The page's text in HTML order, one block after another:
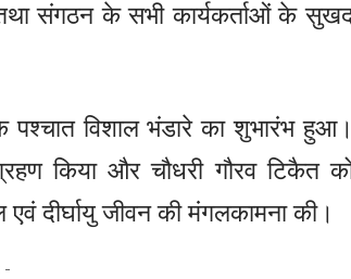
तथा संगठन के सभी कार्यकर्ताओं के
पश्चात विशाल भंडारे का शुभारंभ हुआ।
किया और चौधरी गौरव टिकैत
दीर्घायु जीवन की मंगलकामना की।
-